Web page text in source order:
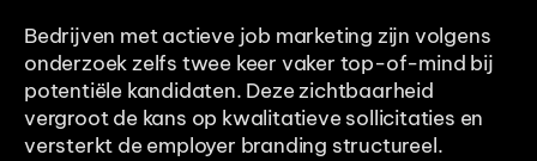
Bedrijven met actieve job marketing zijn volgens
onderzoek zelfs twee keer vaker top-of-mind bij
potentiële kandidaten. Deze zichtbaarheid
vergroot de kans op kwalitatieve sollicitaties en
versterkt de employer branding structureel.